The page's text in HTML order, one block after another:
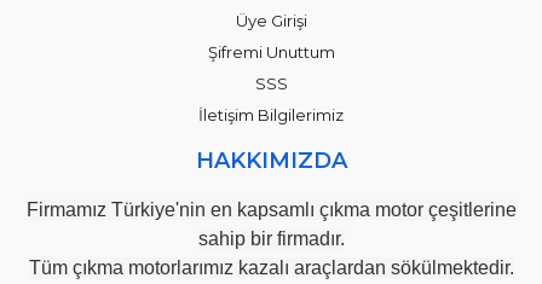
Üye Girişi
Şifremi Unuttum
SSS
İletişim Bilgilerimiz
HAKKIMIZDA
Firmamız Türkiye'nin en kapsamlı çıkma motor çeşitlerine
sahip bir firmadır.
Tüm çıkma motorlarımız kazalı araçlardan sökülmektedir.